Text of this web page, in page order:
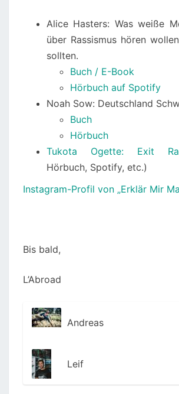
Alice Hasters: Was weiße
über Rassismus hören
sollten.
Buch / E-Book
Hörbuch auf Spotify
Noah Sow: Deutschland
Buch
Hörbuch
Tukota Ogette: Exit
Hörbuch, Spotify, etc.)
Instagram-Profil von „Erklär Mir
Bis bald,
L’Abroad
Andreas
Leif